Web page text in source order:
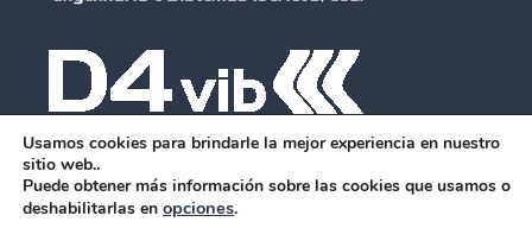
© 2026 DMC - DISEÑO DE BLUE SERENITY
Usamos cookies para brindarle la mejor experiencia en nuestro
sitio web..
Puede obtener más información sobre las cookies que usamos o
deshabilitarlas en opciones.